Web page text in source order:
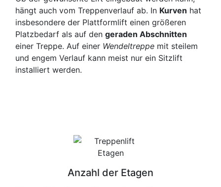
hängt auch vom Treppenverlauf ab. In Kurven hat
insbesondere der Plattformlift einen größeren
Platzbedarf als auf den geraden Abschnitten
einer Treppe. Auf einer Wendeltreppe mit steilem
und engem Verlauf kann meist nur ein Sitzlift
installiert werden.
Anzahl der Etagen